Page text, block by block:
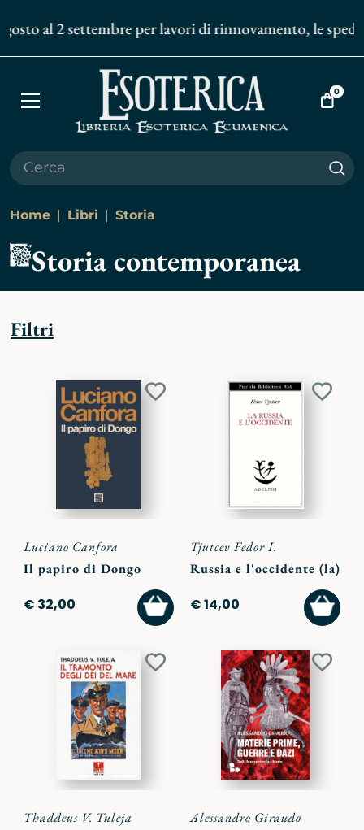
al 2 settembre per lavori di rinnovamento, le
Apri
Vai
0
Home Libri Storia
Storia contemporanea
Filtri
Aggiungi
Luciano Canfora
Il papiro di Dongo
€ 32,00
AGGIUNGI
AL
CARRELLO
Tjutcev Fedor I.
Russia e l'occidente (la)
€ 14,00
AL
Aggiungi
Thaddeus V. Tuleja
Alessandro Giraudo